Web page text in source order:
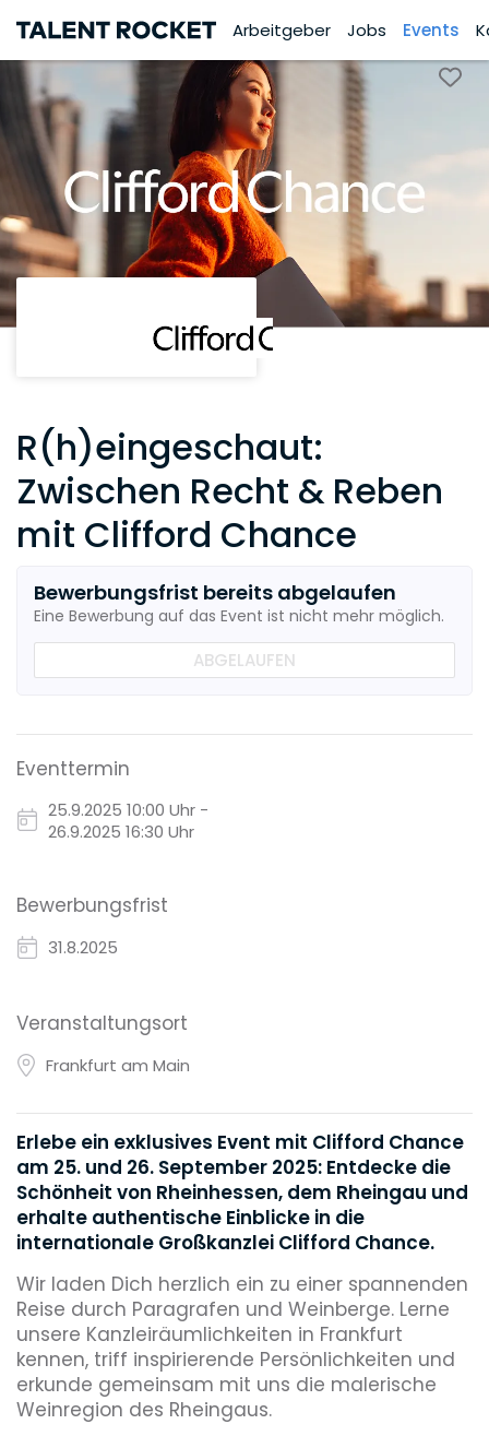
Arbeitgeber Jobs Events
R(h)eingeschaut:
Zwischen Recht & Reben
mit Clifford Chance
Bewerbungsfrist bereits abgelaufen
Eine Bewerbung auf das Event ist nicht mehr möglich.
ABGELAUFEN
Eventtermin
25.9.2025 10:00 Uhr -
26.9.2025 16:30 Uhr
Bewerbungsfrist
31.8.2025
Veranstaltungsort
Frankfurt am Main
Erlebe ein exklusives Event mit Clifford Chance
am 25. und 26. September 2025: Entdecke die
Schönheit von Rheinhessen, dem Rheingau und
erhalte authentische Einblicke in die
internationale Großkanzlei Clifford Chance.
Wir laden Dich herzlich ein zu einer spannenden
Reise durch Paragrafen und Weinberge. Lerne
unsere Kanzleiräumlichkeiten in Frankfurt
kennen, triff inspirierende Persönlichkeiten und
erkunde gemeinsam mit uns die malerische
Weinregion des Rheingaus.